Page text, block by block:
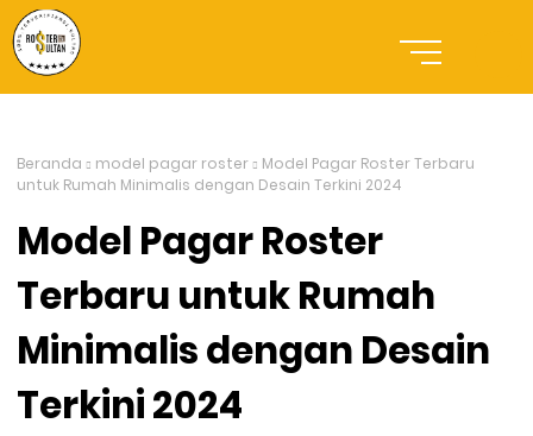
Beranda model pagar roster
Model Pagar Roster Terbaru
untuk Rumah Minimalis dengan Desain Terkini 2024
Model Pagar Roster
Terbaru untuk Rumah
Minimalis dengan Desain
Terkini 2024